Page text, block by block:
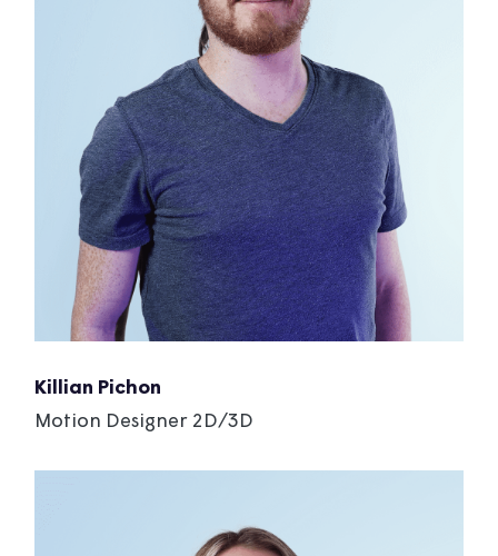
Killian Pichon
Motion Designer 2D/3D